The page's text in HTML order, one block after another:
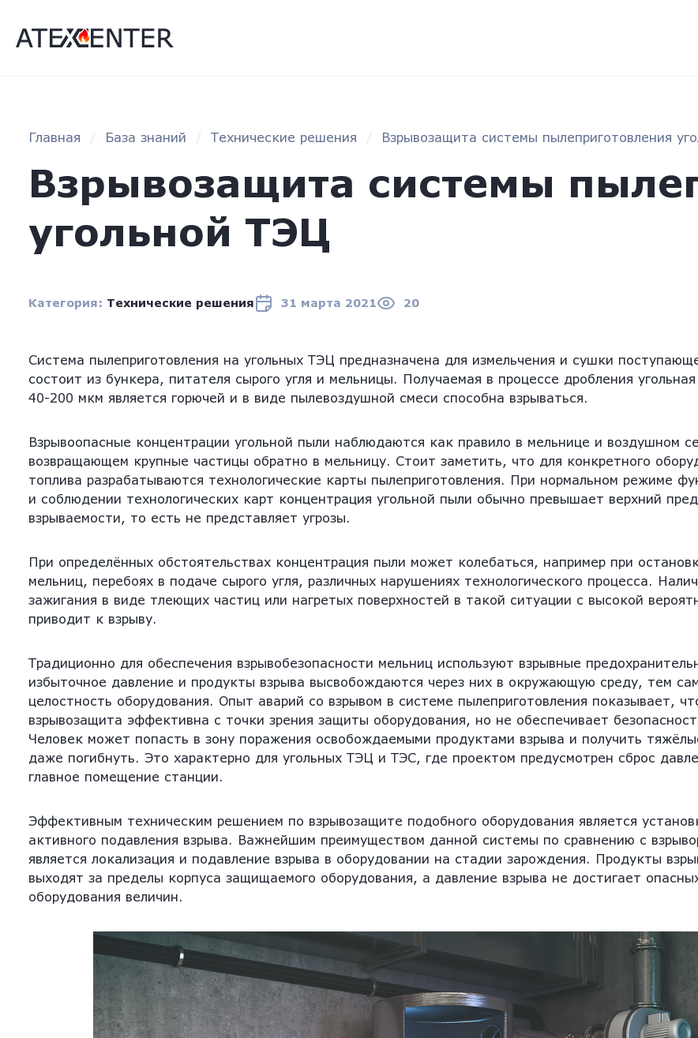
Главная База знаний Технические решения Взрывозащита системы пылеприготовления
Взрывозащита системы
угольной ТЭЦ
Категория: Технические решения 31 марта 2021 20
Система пылеприготовления на угольных ТЭЦ предназначена для измельчения и сушки
состоит из бункера, питателя сырого угля и мельницы. Получаемая в процессе дробления
40-200 мкм является горючей и в виде пылевоздушной смеси способна взрываться.
Взрывоопасные концентрации угольной пыли наблюдаются как правило в мельнице и воздушном
возвращающем крупные частицы обратно в мельницу. Стоит заметить, что для конкретного
топлива разрабатываются технологические карты пылеприготовления. При нормальном режиме
и соблюдении технологических карт концентрация угольной пыли обычно превышает верхний
взрываемости, то есть не представляет угрозы.
При определённых обстоятельствах концентрация пыли может колебаться, например при
мельниц, перебоях в подаче сырого угля, различных нарушениях технологического процесса.
зажигания в виде тлеющих частиц или нагретых поверхностей в такой ситуации с высокой
приводит к взрыву.
Традиционно для обеспечения взрывобезопасности мельниц используют взрывные
избыточное давление и продукты взрыва высвобождаются через них в окружающую среду, тем
целостность оборудования. Опыт аварий со взрывом в системе пылеприготовления показывает,
взрывозащита эффективна с точки зрения защиты оборудования, но не обеспечивает
Человек может попасть в зону поражения освобождаемыми продуктами взрыва и получить
даже погибнуть. Это характерно для угольных ТЭЦ и ТЭС, где проектом предусмотрен сброс
главное помещение станции.
Эффективным техническим решением по взрывозащите подобного оборудования является
активного подавления взрыва. Важнейшим преимуществом данной системы по сравнению с
является локализация и подавление взрыва в оборудовании на стадии зарождения. Продукты
выходят за пределы корпуса защищаемого оборудования, а давление взрыва не достигает
оборудования величин.